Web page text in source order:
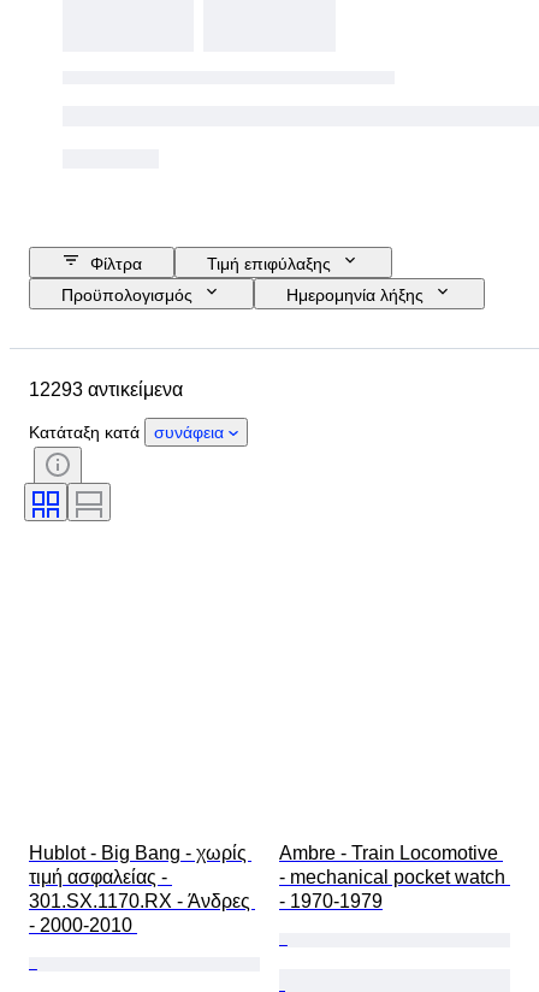
Φίλτρα
Τιμή επιφύλαξης
Προϋπολογισμός
Ημερομηνία λήξης
Λουράκι ρολογιού - μήκος
Country of origin
Φύλο
Κατάσταση
Πιστοποίηση
Γλώσσα
12293 αντικείμενα
Κατάταξη κατά συνάφεια
Hublot - Big Bang - χωρίς
τιμή ασφαλείας -
301.SX.1170.RX - Άνδρες
- 2000-2010
Ambre - Train Locomotive
- mechanical pocket watch
- 1970-1979